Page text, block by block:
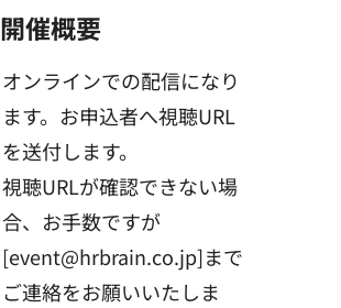
開催概要
オンラインでの配信になり
ます。お申込者へ視聴URL
を送付します。
視聴URLが確認できない場
合、お手数ですが
[event@hrbrain.co.jp]まで
ご連絡をお願いいたしま